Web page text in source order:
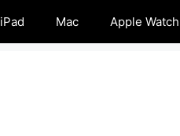
iPad Mac Apple Watch